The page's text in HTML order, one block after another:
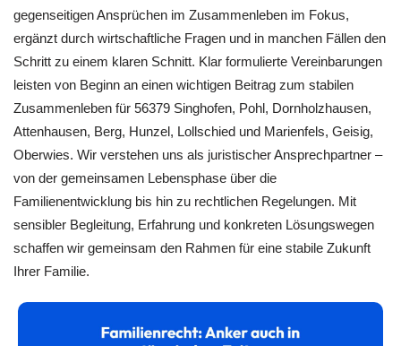
gegenseitigen Ansprüchen im Zusammenleben im Fokus,
ergänzt durch wirtschaftliche Fragen und in manchen Fällen den
Schritt zu einem klaren Schnitt. Klar formulierte Vereinbarungen
leisten von Beginn an einen wichtigen Beitrag zum stabilen
Zusammenleben für 56379 Singhofen, Pohl, Dornholzhausen,
Attenhausen, Berg, Hunzel, Lollschied und Marienfels, Geisig,
Oberwies. Wir verstehen uns als juristischer Ansprechpartner –
von der gemeinsamen Lebensphase über die
Familienentwicklung bis hin zu rechtlichen Regelungen. Mit
sensibler Begleitung, Erfahrung und konkreten Lösungswegen
schaffen wir gemeinsam den Rahmen für eine stabile Zukunft
Ihrer Familie.